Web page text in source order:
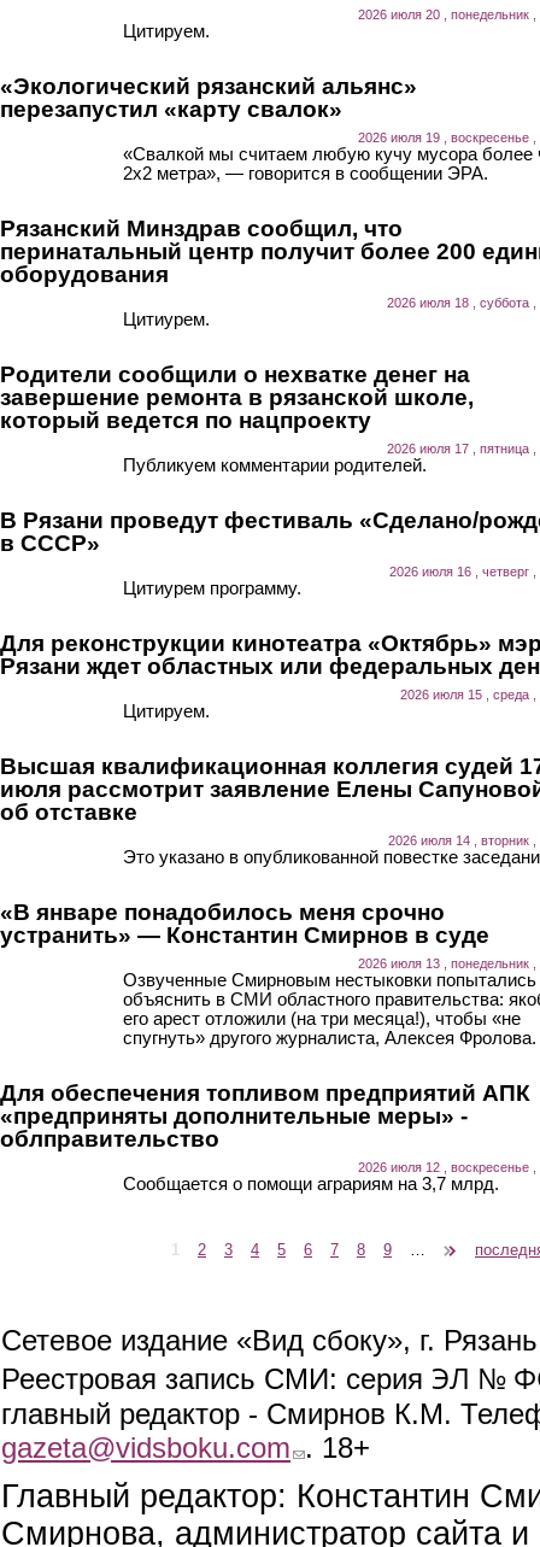
2026 июля 20 , понедельник ,
Цитируем.
«Экологический рязанский альянс»
перезапустил «карту свалок»
2026 июля 19 , воскресенье ,
«Свалкой мы считаем любую кучу мусора более
2х2 метра», — говорится в сообщении ЭРА.
Рязанский Минздрав сообщил, что
перинатальный центр получит более 200
оборудования
2026 июля 18 , суббота ,
Цитиурем.
Родители сообщили о нехватке денег на
завершение ремонта в рязанской школе,
который ведется по нацпроекту
2026 июля 17 , пятница ,
Публикуем комментарии родителей.
В Рязани проведут фестиваль «Сделано/
в СССР»
2026 июля 16 , четверг ,
Цитиурем программу.
Для реконструкции кинотеатра «Октябрь»
Рязани ждет областных или федеральных
2026 июля 15 , среда ,
Цитируем.
Высшая квалификационная коллегия судей
июля рассмотрит заявление Елены
об отставке
2026 июля 14 , вторник ,
Это указано в опубликованной повестке
«В январе понадобилось меня срочно
устранить» — Константин Смирнов в суде
2026 июля 13 , понедельник ,
Озвученные Смирновым нестыковки попытались
объяснить в СМИ областного правительства:
его арест отложили (на три месяца!), чтобы «не
спугнуть» другого журналиста, Алексея Фролова.
Для обеспечения топливом предприятий АПК
«предприняты дополнительные меры» -
облправительство
2026 июля 12 , воскресенье ,
Сообщается о помощи аграриям на 3,7 млрд.
1 2 3 4 5 6 7 8 9
Сетевое издание «Вид сбоку», г.
Реестровая запись СМИ: серия ЭЛ №
главный редактор - Смирнов К.М.
gazeta@vidsboku.com (link sends e-mail)
. 18+
Главный редактор: Константин
Смирнова, администратор сайта